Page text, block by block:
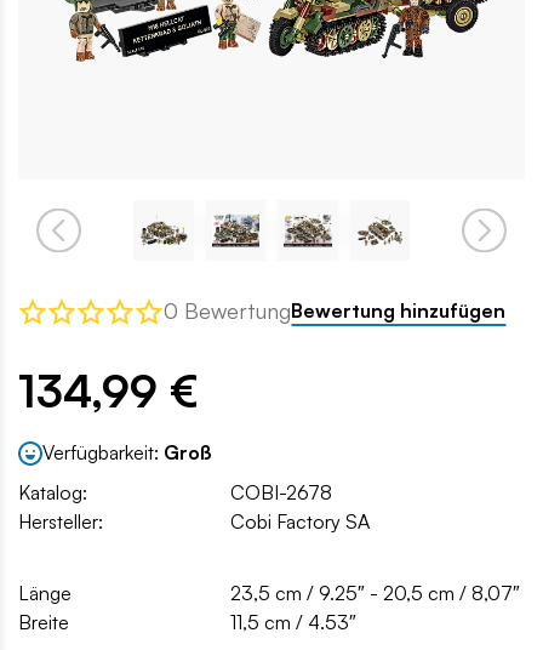
0 BewertungBewertung hinzufügen
134,99 €
Verfügbarkeit: Groß
Katalog:
COBI-2678
Hersteller:
Cobi Factory SA
Länge
23,5 cm / 9.25″ - 20,5 cm / 8,07″
Breite
11,5 cm / 4.53″